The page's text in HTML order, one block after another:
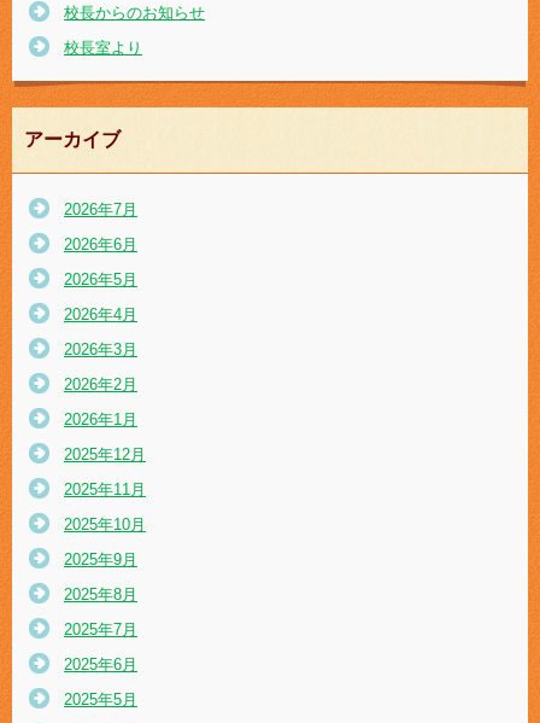
校長からのお知らせ
校長室より
アーカイブ
2026年7月
2026年6月
2026年5月
2026年4月
2026年3月
2026年2月
2026年1月
2025年12月
2025年11月
2025年10月
2025年9月
2025年8月
2025年7月
2025年6月
2025年5月